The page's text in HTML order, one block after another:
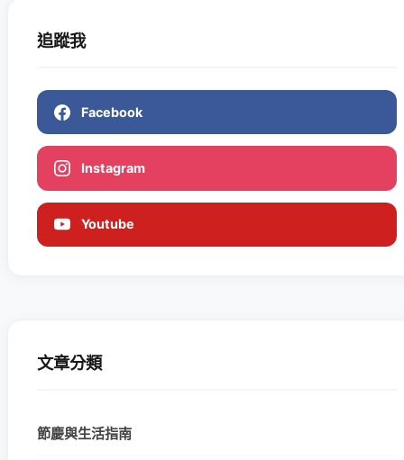
追蹤我
Facebook
Instagram
Youtube
文章分類
節慶與生活指南